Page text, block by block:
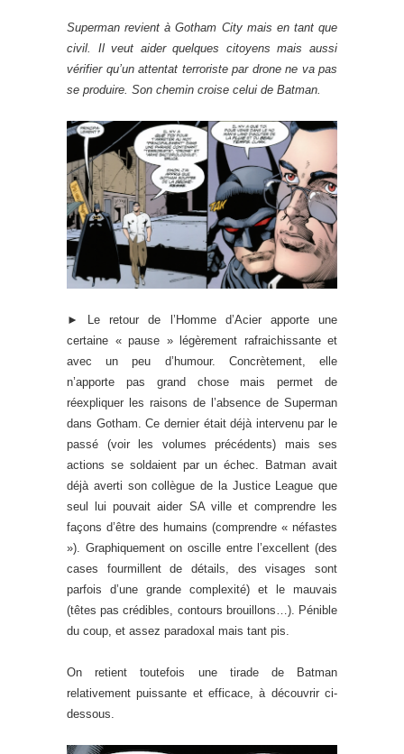
Superman revient à Gotham City mais en tant que
civil. Il veut aider quelques citoyens mais aussi
vérifier qu’un attentat terroriste par drone ne va pas
se produire. Son chemin croise celui de Batman.
► Le retour de l’Homme d’Acier apporte une
certaine « pause » légèrement rafraichissante et
avec un peu d’humour. Concrètement, elle
n’apporte pas grand chose mais permet de
réexpliquer les raisons de l’absence de Superman
dans Gotham. Ce dernier était déjà intervenu par le
passé (voir les volumes précédents) mais ses
actions se soldaient par un échec. Batman avait
déjà averti son collègue de la Justice League que
seul lui pouvait aider SA ville et comprendre les
façons d’être des humains (comprendre « néfastes
»). Graphiquement on oscille entre l’excellent (des
cases fourmillent de détails, des visages sont
parfois d’une grande complexité) et le mauvais
(têtes pas crédibles, contours brouillons…). Pénible
du coup, et assez paradoxal mais tant pis.
On retient toutefois une tirade de Batman
relativement puissante et efficace, à découvrir ci-
dessous.